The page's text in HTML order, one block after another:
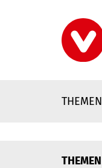
THEMEN
THEMEN